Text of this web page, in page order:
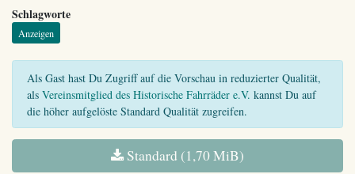
Schlagworte
Anzeigen
Als Gast hast Du Zugriff auf die Vorschau in reduzierter Qualität,
als Vereinsmitglied des Historische Fahrräder e.V. kannst Du auf
die höher aufgelöste Standard Qualität zugreifen.
Standard (1,70 MiB)